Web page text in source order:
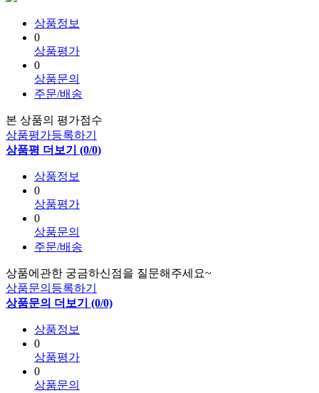
상품정보
0
상품평가
0
상품문의
주문/배송
본 상품의 평가점수
상품평가등록하기
상품평 더보기 (0/0)
상품정보
0
상품평가
0
상품문의
주문/배송
상품에관한 궁금하신점을 질문해주세요~
상품문의등록하기
상품문의 더보기 (0/0)
상품정보
0
상품평가
0
상품문의